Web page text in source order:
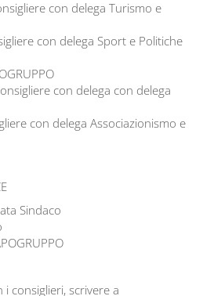
con delega Turismo e
con delega Sport e Politiche
con delega con delega
con delega Associazionismo e
Sindaco
consiglieri, scrivere a